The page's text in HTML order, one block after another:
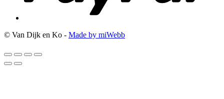
© Van Dijk en Ko - Made by miWebb